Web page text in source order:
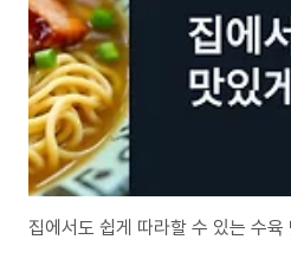
집에서도 쉽게 따라할 수 있는 수육